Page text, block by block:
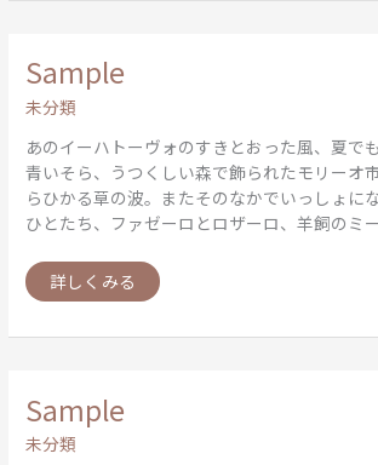
Sample
未分類
あのイーハトーヴォのすきとおった風、夏で
青いそら、うつくしい森で飾られたモリーオ
らひかる草の波。またそのなかでいっしょに
ひとたち、ファゼーロとロザーロ、羊飼のミ
Sample
詳しくみる
Sample
未分類
Sample